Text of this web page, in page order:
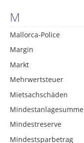
M
Mallorca-Police
Margin
Markt
Mehrwertsteuer
Mietsachschäden
Mindestanlagesumme
Mindestreserve
Mindestsparbetrag